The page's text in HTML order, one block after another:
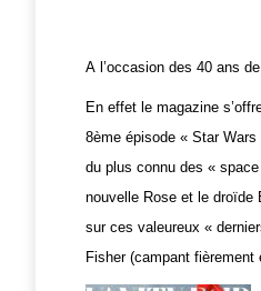
A l’occasion des 40 ans
En effet le magazine
8ème épisode « Star
du plus connu des «
nouvelle Rose et le droïde
sur ces valeureux «
Fisher (campant